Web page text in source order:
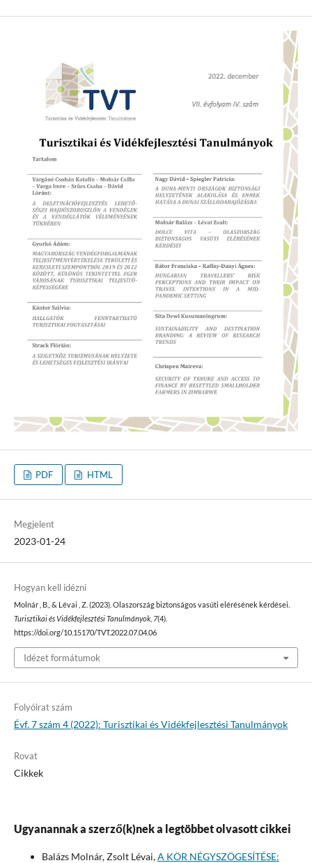
PDF HTML
Megjelent
2023-01-24
Hogyan kell idézni
Molnár , B., & Lévai , Z. (2023). Olaszország biztonságos vasúti elérésének kérdései.
Turisztikai és Vidékfejlesztési Tanulmányok, 7(4).
https://doi.org/10.15170/TVT.2022.07.04.06
Idézet formátumok
Folyóirat szám
Évf. 7 szám 4 (2022): Turisztikai és Vidékfejlesztési Tanulmányok
Rovat
Cikkek
Ugyanannak a szerző(k)nek a legtöbbet olvasott cikkei
Balázs Molnár, Zsolt Lévai,A KÖR NÉGYSZÖGESÍTÉSE: